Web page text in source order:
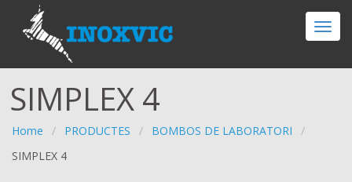
SIMPLEX 4
Home / PRODUCTES / BOMBOS DE LABORATORI
/
SIMPLEX 4